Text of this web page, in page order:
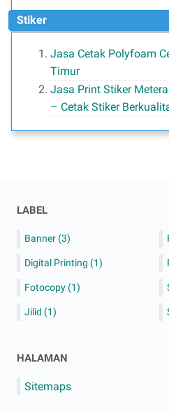
Stiker
Jasa Cetak Polyfoam
Timur
Jasa Print Stiker
– Cetak Stiker
LABEL
Banner (3)
Digital Printing (1)
Fotocopy (1)
Jilid (1)
HALAMAN
Sitemaps